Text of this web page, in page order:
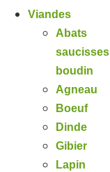
Viandes
Abats
saucisses
boudin
Agneau
Boeuf
Dinde
Gibier
Lapin